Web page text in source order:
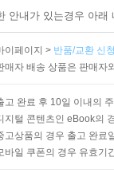
안내가 있는경우 아
이페이지 > 반품/교환 신
매자 배송 상품은 판매자
고 완료 후 10일 이내의
지털 콘텐츠인 eBook의
고상품의 경우 출고 완료
바일 쿠폰의 경우 유효기